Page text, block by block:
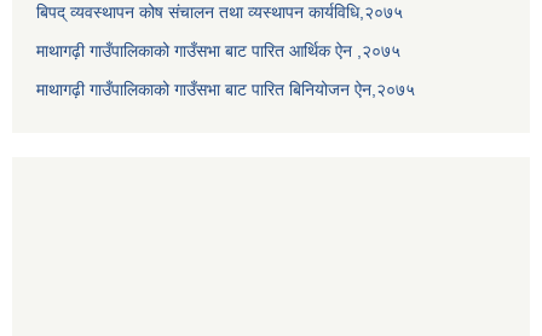
बिपद् व्यवस्थापन कोष संचालन तथा व्यस्थापन कार्यविधि,२०७५
माथागढ़ी गाउँपालिकाको गाउँसभा बाट पारित आर्थिक ऐन ,२०७५
माथागढ़ी गाउँपालिकाको गाउँसभा बाट पारित बिनियोजन ऐन,२०७५